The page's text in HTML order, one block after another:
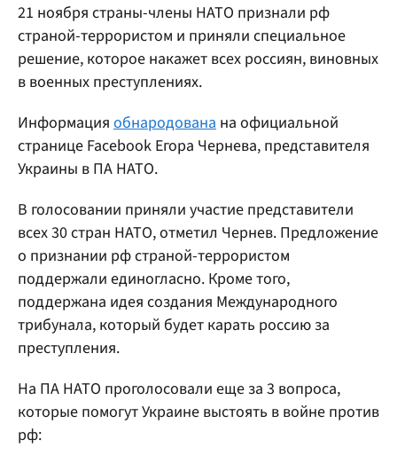
21 ноября страны-члены НАТО признали рф
страной-террористом и приняли специальное
решение, которое накажет всех россиян, виновных
в военных преступлениях.
Информация обнародована на официальной
странице Facebook Егора Чернева, представителя
Украины в ПА НАТО.
В голосовании приняли участие представители
всех 30 стран НАТО, отметил Чернев. Предложение
о признании рф страной-террористом
поддержали единогласно. Кроме того,
поддержана идея создания Международного
трибунала, который будет карать россию за
преступления.
На ПА НАТО проголосовали еще за 3 вопроса,
которые помогут Украине выстоять в войне против
рф: